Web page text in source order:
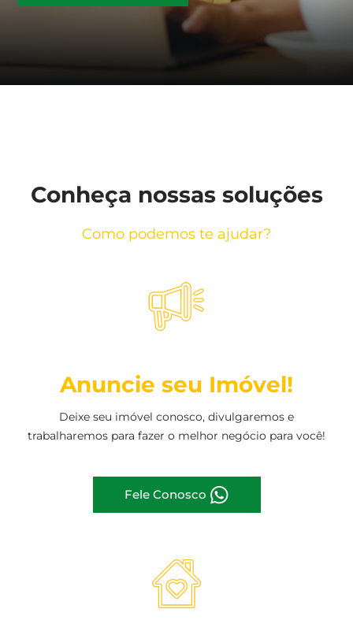
Conheça nossas soluções
Como podemos te ajudar?
Anuncie seu Imóvel!
Deixe seu imóvel conosco, divulgaremos e
trabalharemos para fazer o melhor negócio para você!
Fele Conosco